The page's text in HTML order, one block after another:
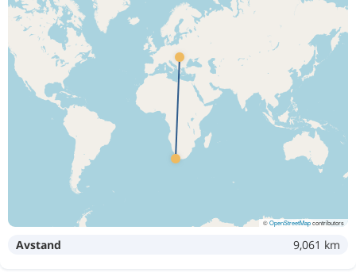
©OpenStreetMapcontributors
Avstand 9,061 km